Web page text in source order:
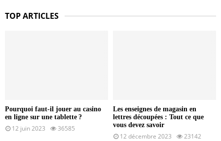
TOP ARTICLES
Pourquoi faut-il jouer au casino
en ligne sur une tablette ?
12 juin 2023 36585
Les enseignes de magasin en
lettres découpées : Tout ce que
vous devez savoir
12 décembre 2023 23142